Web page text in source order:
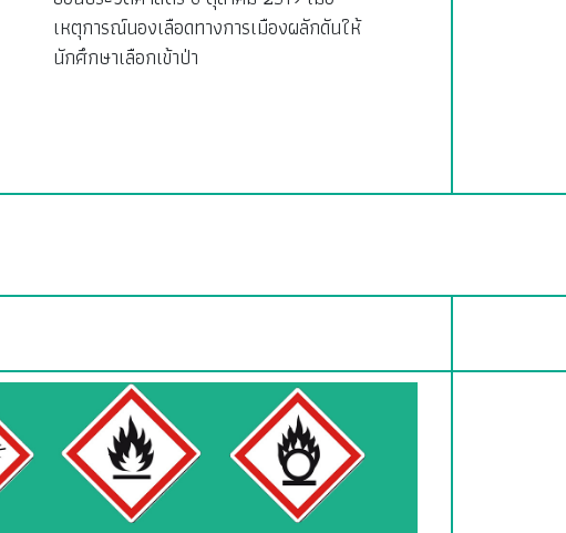
เหตุการณ์นองเลือดทางการเมืองผลักดันให้
นักศึกษาเลือกเข้าป่า